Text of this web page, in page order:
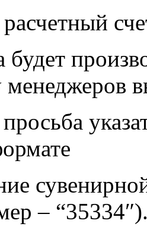
будет
менеджеров
–